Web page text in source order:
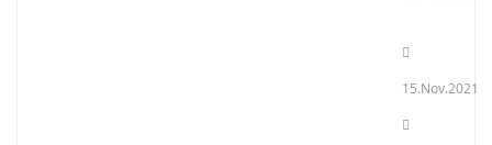
15.Nov.2021